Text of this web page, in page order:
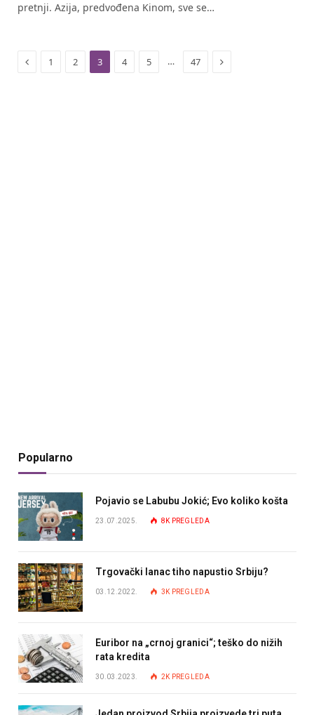
pretnji. Azija, predvođena Kinom, sve se…
Previous
1 2 3 4 5 … 47 Next
Popularno
Pojavio se Labubu Jokić; Evo koliko košta
23.07.2025. 8K PREGLEDA
Trgovački lanac tiho napustio Srbiju?
03.12.2022. 3K PREGLEDA
Euribor na „crnoj granici“; teško do nižih
rata kredita
30.03.2023. 2K PREGLEDA